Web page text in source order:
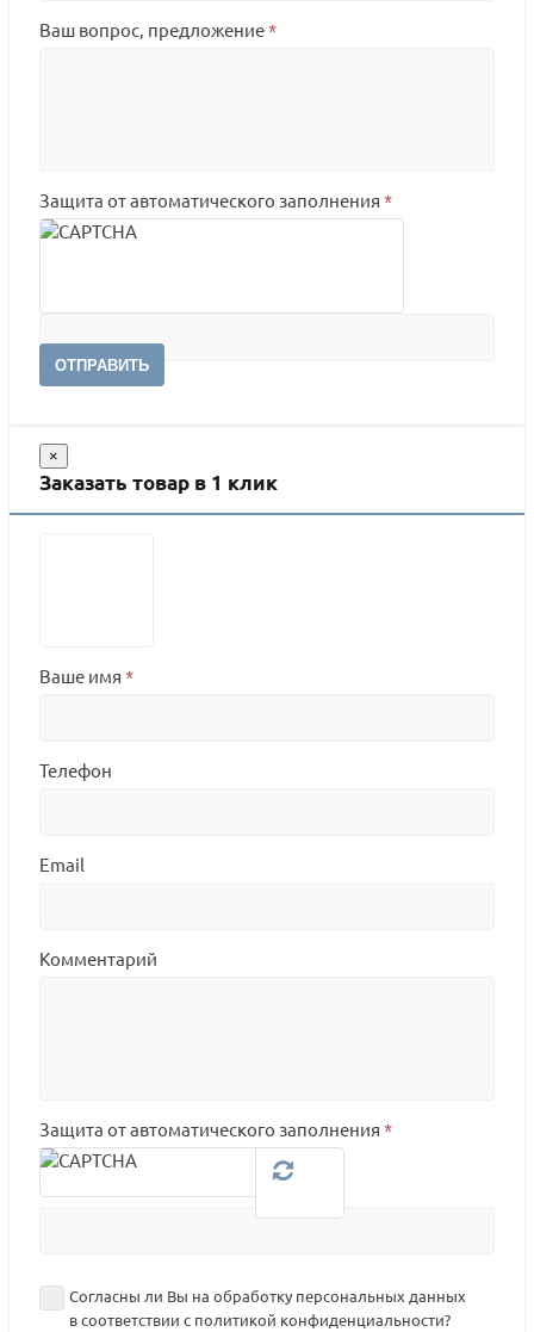
Ваш вопрос, предложение*
Защита от автоматического заполнения *
ОТПРАВИТЬ
×
Заказать товар в 1 клик
Ваше имя *
Телефон
Email
Комментарий
Защита от автоматического заполнения *
Согласны ли Вы на обработку персональных данных
в соответствии с политикой конфиденциальности?